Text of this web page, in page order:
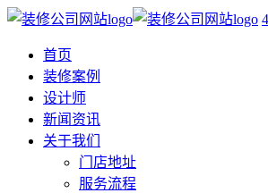
首页
装修案例
设计师
新闻资讯
关于我们
门店地址
服务流程